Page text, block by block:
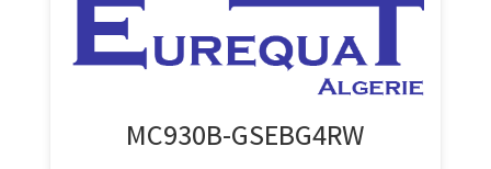
MC930B-GSEBG4RW